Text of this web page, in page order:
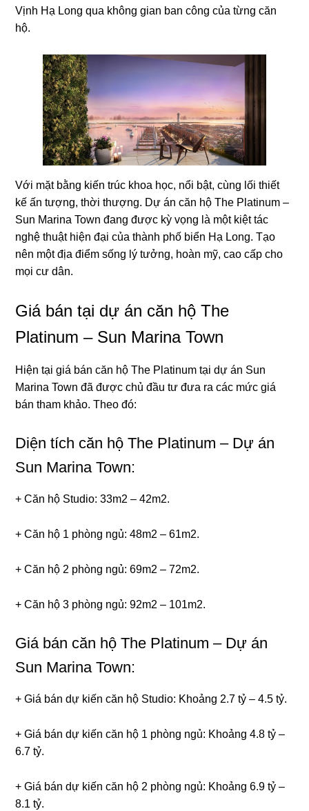
Vịnh Hạ Long qua không gian ban công của từng căn
hộ.
Với mặt bằng kiến trúc khoa học, nổi bật, cùng lối thiết
kế ấn tượng, thời thượng. Dự án căn hộ The Platinum –
Sun Marina Town đang được kỳ vọng là một kiệt tác
nghệ thuật hiện đại của thành phố biển Hạ Long. Tạo
nên một địa điểm sống lý tưởng, hoàn mỹ, cao cấp cho
mọi cư dân.
Giá bán tại dự án căn hộ The
Platinum – Sun Marina Town
Hiện tại giá bán căn hộ The Platinum tại dự án Sun
Marina Town đã được chủ đầu tư đưa ra các mức giá
bán tham khảo. Theo đó:
Diện tích căn hộ The Platinum – Dự án
Sun Marina Town:
+ Căn hộ Studio: 33m2 – 42m2.
+ Căn hộ 1 phòng ngủ: 48m2 – 61m2.
+ Căn hộ 2 phòng ngủ: 69m2 – 72m2.
+ Căn hộ 3 phòng ngủ: 92m2 – 101m2.
Giá bán căn hộ The Platinum – Dự án
Sun Marina Town:
+ Giá bán dự kiến căn hộ Studio: Khoảng 2.7 tỷ – 4.5 tỷ.
+ Giá bán dự kiến căn hộ 1 phòng ngủ: Khoảng 4.8 tỷ –
6.7 tỷ.
+ Giá bán dự kiến căn hộ 2 phòng ngủ: Khoảng 6.9 tỷ –
8.1 tỷ.